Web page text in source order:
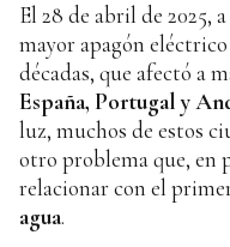
El 28 de abril de 2025,
mayor apagón
décadas, que afectó a
España, Portugal y
luz, muchos de estos
otro problema que, en
relacionar con el
agua.